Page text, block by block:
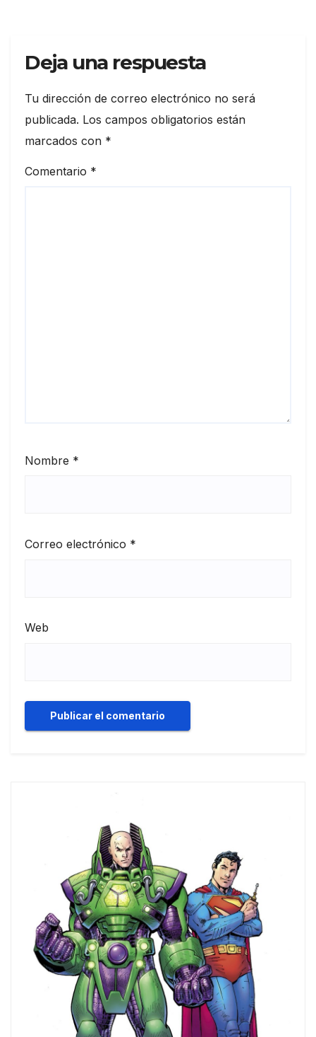
Deja una respuesta
Tu dirección de correo electrónico no será
publicada. Los campos obligatorios están
marcados con *
Comentario *
Nombre *
Correo electrónico *
Web